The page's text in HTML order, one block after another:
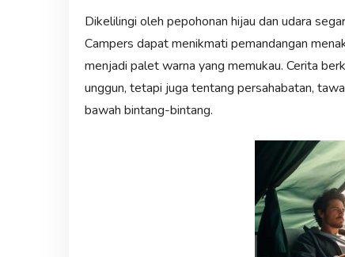
Dikelilingi oleh pepohonan hijau dan udara
Campers dapat menikmati pemandangan
menjadi palet warna yang memukau. Cerita
unggun, tetapi juga tentang persahabatan,
bawah bintang-bintang.